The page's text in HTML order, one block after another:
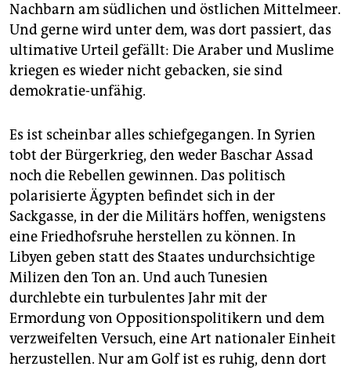
Nachbarn am südlichen und östlichen Mittelmeer.
Und gerne wird unter dem, was dort passiert, das
ultimative Urteil gefällt: Die Araber und Muslime
kriegen es wieder nicht gebacken, sie sind
demokratie-unfähig.
Es ist scheinbar alles schiefgegangen. In Syrien
tobt der Bürgerkrieg, den weder Baschar Assad
noch die Rebellen gewinnen. Das politisch
polarisierte Ägypten befindet sich in der
Sackgasse, in der die Militärs hoffen, wenigstens
eine Friedhofsruhe herstellen zu können. In
Libyen geben statt des Staates undurchsichtige
Milizen den Ton an. Und auch Tunesien
durchlebte ein turbulentes Jahr mit der
Ermordung von Oppositionspolitikern und dem
verzweifelten Versuch, eine Art nationaler Einheit
herzustellen. Nur am Golf ist es ruhig, denn dort